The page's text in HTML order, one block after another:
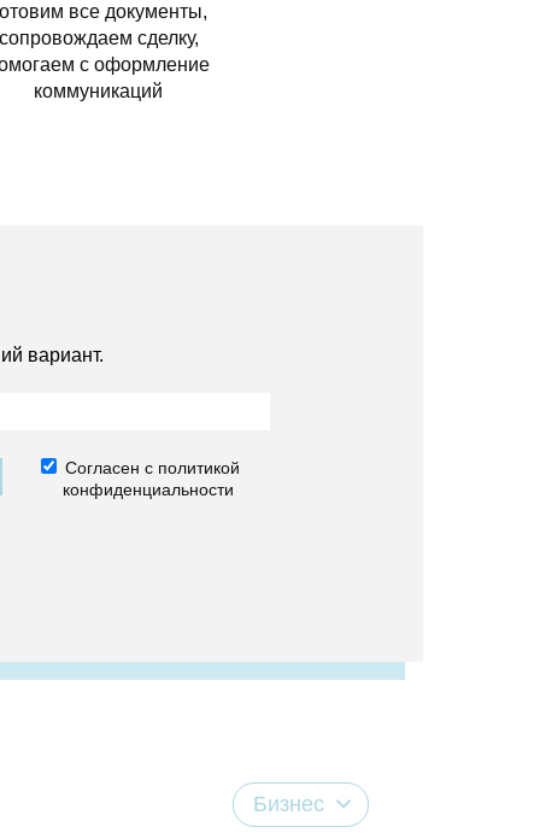
все документы,
сделку,
с оформление
коммуникаций
вариант.
Согласен с политикой
конфиденциальности
Бизнес